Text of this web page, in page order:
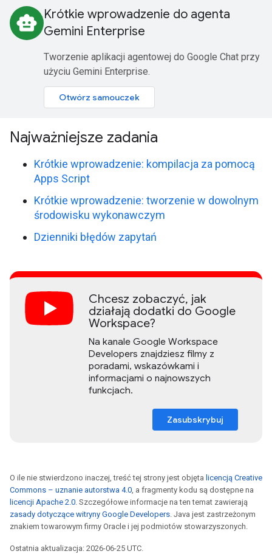
smart_toy Krótkie wprowadzenie do agenta
Gemini Enterprise
Tworzenie aplikacji agentowej do Google Chat przy
użyciu Gemini Enterprise.
Otwórz samouczek
Najważniejsze zadania
Krótkie wprowadzenie: kompilacja za pomocą
Apps Script
Krótkie wprowadzenie: tworzenie w dowolnym
środowisku wykonawczym
Dzienniki błędów zapytań
Chcesz zobaczyć, jak
działają dodatki do Google
Workspace?
Na kanale Google Workspace
Developers znajdziesz filmy z
poradami, wskazówkami i
informacjami o najnowszych
funkcjach.
Zasubskrybuj
O ile nie stwierdzono inaczej, treść tej strony jest objęta licencją Creative
Commons – uznanie autorstwa 4.0, a fragmenty kodu są dostępne na
licencji Apache 2.0. Szczegółowe informacje na ten temat zawierają
zasady dotyczące witryny Google Developers. Java jest zastrzeżonym
znakiem towarowym firmy Oracle i jej podmiotów stowarzyszonych.
Ostatnia aktualizacja: 2026-06-25 UTC.